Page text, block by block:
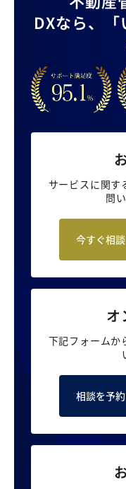
DXなら、
サービスに関す
問
今すぐ相
オ
下記フォームか
相談を予